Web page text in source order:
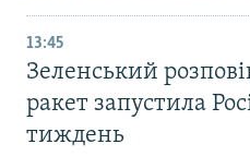
13:45
Зеленський
ракет запустила
тиждень